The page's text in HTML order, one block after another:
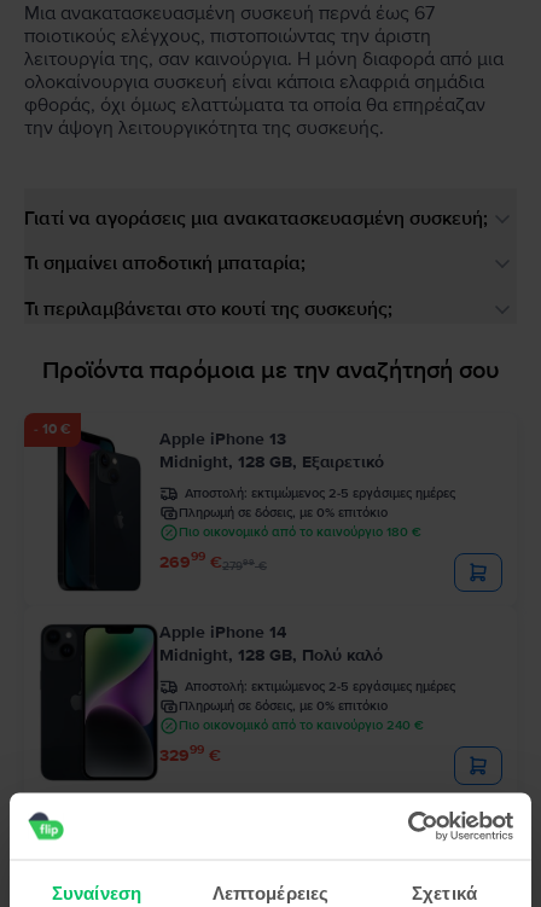
Συναίνεση Λεπτομέρειες Σχετικά
Μια ανακατασκευασμένη συσκευή περνά έως 67
ποιοτικούς ελέγχους, πιστοποιώντας την άριστη
λειτουργία της, σαν καινούργια. Η μόνη διαφορά από μια
ολοκαίνουργια συσκευή είναι κάποια ελαφριά σημάδια
φθοράς, όχι όμως ελαττώματα τα οποία θα επηρέαζαν
την άψογη λειτουργικότητα της συσκευής.
Γιατί να αγοράσεις μια ανακατασκευασμένη συσκευή;
Τι σημαίνει αποδοτική μπαταρία;
Τι περιλαμβάνεται στο κουτί της συσκευής;
Προϊόντα παρόμοια με την αναζήτησή σου
- 10 €
Apple iPhone 13
Midnight, 128 GB, Εξαιρετικό
Αποστολή: εκτιμώμενος 2-5 εργάσιμες ημέρες
Πληρωμή σε δόσεις, με 0% επιτόκιο
Πιο οικονομικό από το καινούργιο 180 €
26999 €27999€
Apple iPhone 14
Midnight, 128 GB, Πολύ καλό
Αποστολή: εκτιμώμενος 2-5 εργάσιμες ημέρες
Πληρωμή σε δόσεις, με 0% επιτόκιο
Πιο οικονομικό από το καινούργιο 240 €
32999 €
Πληρωμή σε δόσεις, με 0% επιτόκιο